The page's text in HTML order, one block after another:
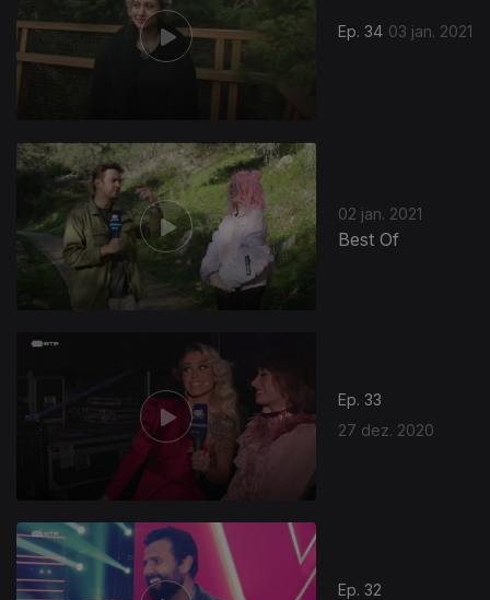
Ep. 34 03 jan. 2021
02 jan. 2021
Best Of
Ep. 33
27 dez. 2020
Ep. 32